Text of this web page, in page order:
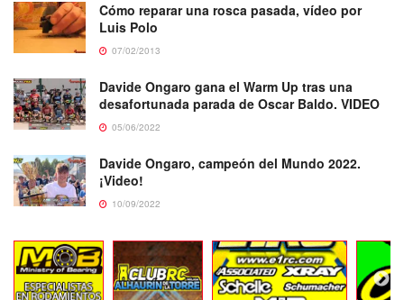
Cómo reparar una rosca pasada, vídeo por
Luis Polo
07/02/2013
Davide Ongaro gana el Warm Up tras una
desafortunada parada de Oscar Baldo. VIDEO
05/06/2022
Davide Ongaro, campeón del Mundo 2022.
¡Video!
10/09/2022